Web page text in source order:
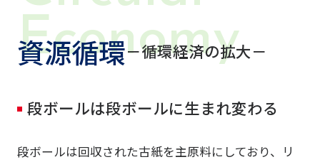
資源循環－循環経済の拡大－
段ボールは段ボールに生まれ変わる
段ボールは回収された古紙を主原料にしており、リ